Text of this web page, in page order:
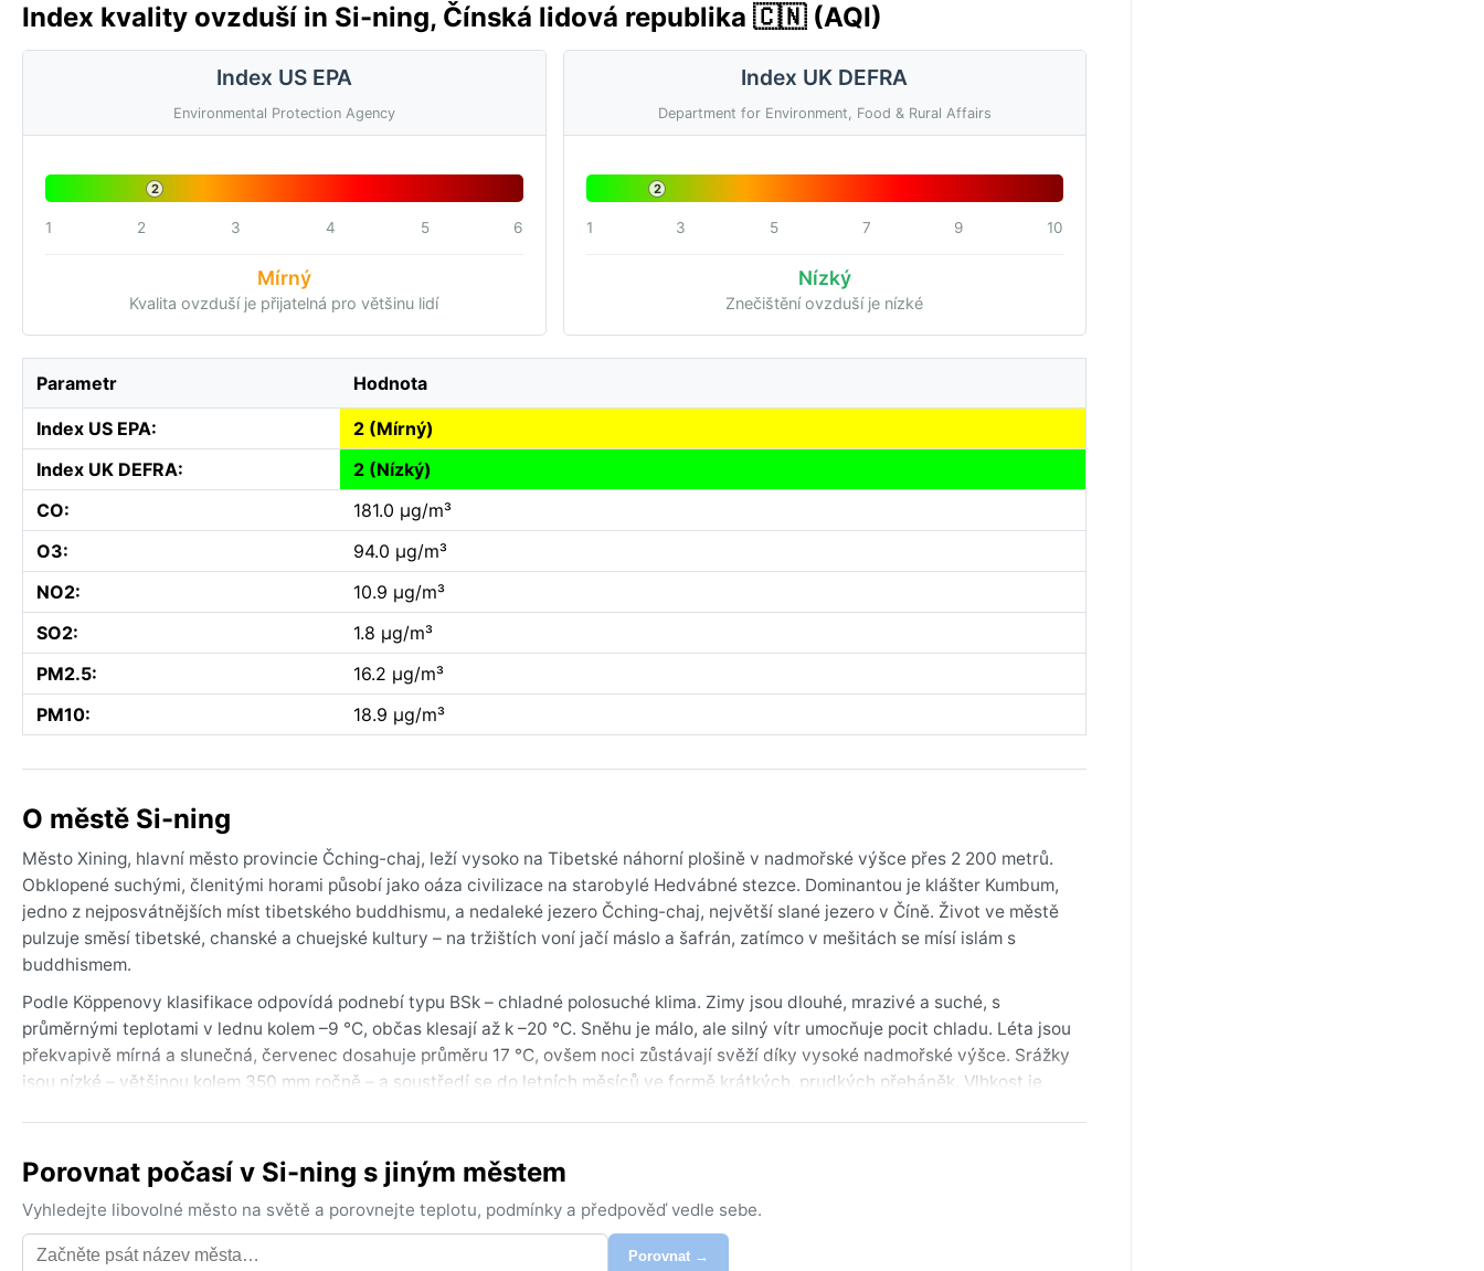
Index kvality ovzduší in Si-ning, Čínská lidová republika 🇨🇳 (AQI)
Index US EPA
Environmental Protection Agency
2
1 2 3 4 5 6
Mírný
Kvalita ovzduší je přijatelná pro většinu lidí
Index UK DEFRA
Department for Environment, Food & Rural Affairs
2
1 3 5 7 9 10
Nízký
Znečištění ovzduší je nízké
Parametr Hodnota
Index US EPA:
2 (Mírný)
Index UK DEFRA:
2 (Nízký)
CO:
181.0 µg/m³
O3:
94.0 µg/m³
NO2:
10.9 µg/m³
SO2:
1.8 µg/m³
PM2.5:
16.2 µg/m³
PM10:
18.9 µg/m³
O městě Si-ning
Město Xining, hlavní město provincie Čching-chaj, leží vysoko na Tibetské náhorní plošině v nadmořské výšce přes 2 200 metrů.
Obklopené suchými, členitými horami působí jako oáza civilizace na starobylé Hedvábné stezce. Dominantou je klášter Kumbum,
jedno z nejposvátnějších míst tibetského buddhismu, a nedaleké jezero Čching-chaj, největší slané jezero v Číně. Život ve městě
pulzuje směsí tibetské, chanské a chuejské kultury – na tržištích voní jačí máslo a šafrán, zatímco v mešitách se mísí islám s
buddhismem.
Podle Köppenovy klasifikace odpovídá podnebí typu BSk – chladné polosuché klima. Zimy jsou dlouhé, mrazivé a suché, s
průměrnými teplotami v lednu kolem –9 °C, občas klesají až k –20 °C. Sněhu je málo, ale silný vítr umocňuje pocit chladu. Léta jsou
překvapivě mírná a slunečná, červenec dosahuje průměru 17 °C, ovšem noci zůstávají svěží díky vysoké nadmořské výšce. Srážky
jsou nízké – většinou kolem 350 mm ročně – a soustředí se do letních měsíců ve formě krátkých, prudkých přeháněk. Vlhkost je
Nejpříjemnější období pro návštěvu z hlediska počasí je od května do září, kdy dny bývají teplé a slunečné, ideální pro výlety do
okolí. Pozoruhodným jevem je výrazný denní teplotní rozdíl – v létě může být 25 °C přes den a k 10 °C v noci. Na jaře a na podzim
se objevují prachové bouře a silný vítr, který sem vane z vyprahlých stepí. Monzun do Xiningu nedosahuje, přesto krátké letní
lijáky dokáží provizorně změnit ráz ulic. V zimě se místy tvoří řídká ranní mlha, ale slunečné dny převažují – díky vysoké
Porovnat počasí v Si-ning s jiným městem
Vyhledejte libovolné město na světě a porovnejte teplotu, podmínky a předpověď vedle sebe.
Porovnat →